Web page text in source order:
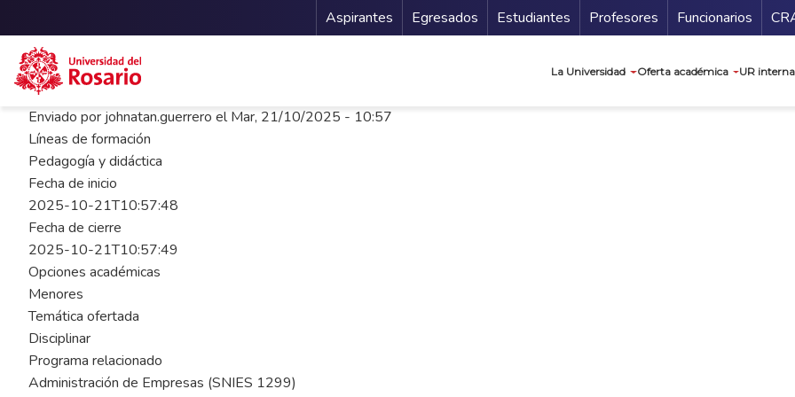
Pasar al contenido principal
Menu Secundario
Aspirantes Egresados Estudiantes Profesores Funcionarios
La Universidad Oferta académica UR
Enviado por johnatan.guerrero elMar, 21/10/2025 - 10:57
Líneas de formación
Pedagogía y didáctica
Fecha de inicio
2025-10-21T10:57:48
Fecha de cierre
2025-10-21T10:57:49
Opciones académicas
Menores
Temática ofertada
Disciplinar
Programa relacionado
Administración de Empresas (SNIES 1299)